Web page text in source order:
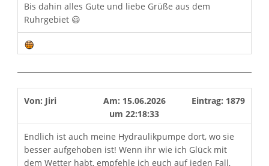
Bis dahin alles Gute und liebe Grüße aus dem
Ruhrgebiet 😃
Von: Jiri Am: 15.06.2026
um 22:18:33
Eintrag: 1879
Endlich ist auch meine Hydraulikpumpe dort, wo sie
besser aufgehoben ist! Wenn ihr wie ich Glück mit
dem Wetter habt, empfehle ich euch auf jeden Fall,